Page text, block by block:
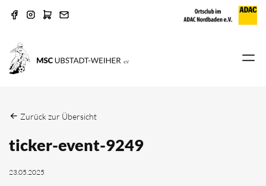
Zurück zur Übersicht
ticker-event-9249
23.05.2025